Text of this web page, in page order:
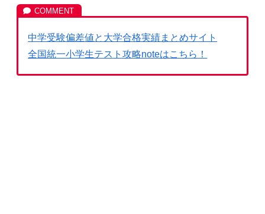
中学受験偏差値と大学合格実績まとめサイト
全国統一小学生テスト攻略noteはこちら！